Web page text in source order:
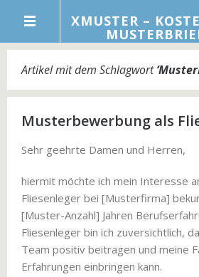
XMUSTER –
Artikel mit dem Schlagwort‘
Musterbewerbung als
Sehr geehrte Damen und Herren,
hiermit möchte ich mein Interesse
Fliesenleger bei [Musterfirma]
[Muster-Anzahl] Jahren
Fliesenleger bin ich zuversichtlich,
Team positiv beitragen und meine
Erfahrungen einbringen kann.